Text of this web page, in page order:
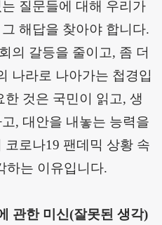
질문들에 대해 우리가
해답을 찾아야 합니다.
의 갈등을 줄이고, 좀 더
나라로 나아가는 첩경입
한 것은 국민이 읽고, 생
, 대안을 내놓는 능력을
코로나19 팬데믹 상황 속
하는 이유입니다.
관한 미신(잘못된 생각)